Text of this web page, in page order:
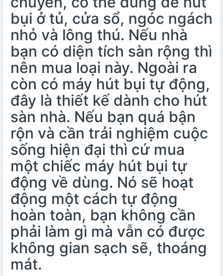
bụi ở tủ, cửa sổ, ngóc ngách
nhỏ và lông thú. Nếu nhà
bạn có diện tích sàn rộng thì
nên mua loại này. Ngoài ra
còn có máy hút bụi tự động,
đây là thiết kế dành cho hút
sàn nhà. Nếu bạn quá bận
rộn và cần trải nghiệm cuộc
sống hiện đại thì cứ mua
một chiếc máy hút bụi tự
động về dùng. Nó sẽ hoạt
động một cách tự động
hoàn toàn, bạn không cần
phải làm gì mà vẫn có được
không gian sạch sẽ, thoáng
mát.